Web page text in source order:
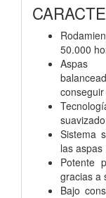
50.000
Aspas
Sistema
las aspas
Potente
gracias a
Bajo